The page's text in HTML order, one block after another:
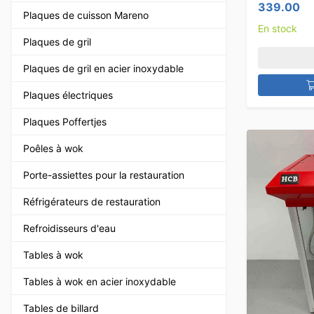
Plaques de cuisson Mareno
Plaques de gril
Plaques de gril en acier inoxydable
Plaques électriques
Plaques Poffertjes
Poêles à wok
Porte-assiettes pour la restauration
Réfrigérateurs de restauration
Refroidisseurs d'eau
Tables à wok
Tables à wok en acier inoxydable
Tables de billard
339.00
En stock